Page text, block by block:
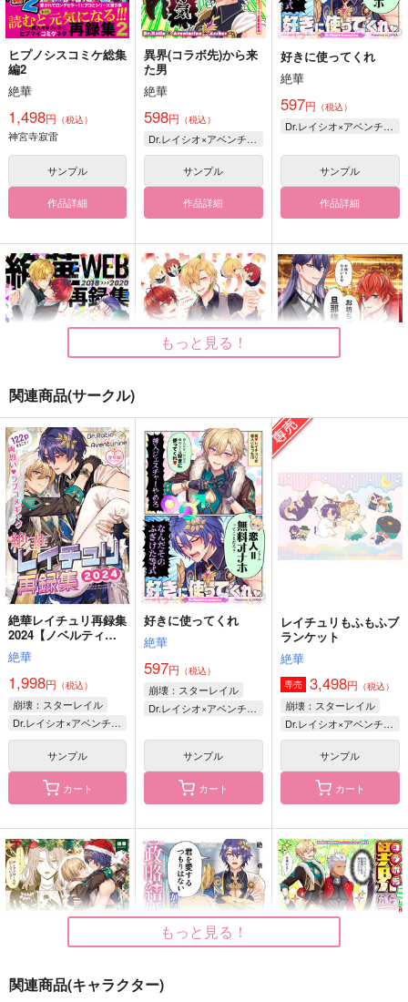
カート カート カート
猫ショタおに大戦争
絶華
崩壊：スターレイル
再販希望
御守 招き猫レイシオ
「〆切守」
絶華
880円 （税込）
再販希望
ヒプノシスコミケ総集
編2
絶華
1,498円 （税込）
神宮寺寂雷
サンプル
作品詳細
異界(コラボ先)から来
た男
絶華
598円 （税込）
Dr.レイシオ×アベンチュリン
サンプル
作品詳細
好きに使ってくれ
絶華
597円 （税込）
Dr.レイシオ×アベンチュリン
サンプル
作品詳細
絶華WEB再録集2018-
2020
絶華
1,208円（税込）
伊弉冉一二三×観音坂独歩
サンプル
作品詳細
絶華ひふど再録集
2018-2019
絶華
2,198円（税込）
伊弉冉一二三×観音坂独歩
サンプル
作品詳細
執事喫茶のトップオタ
絶華
597円（税込）
伊弉冉一二三×観音坂独歩
サンプル
絶華ささろ再録集
絶華
1,439円（税込）
白膠木簓×躑躅森盧笙
作品詳細
レイチュリもふもふブ
ランケット
絶華
3,498円（税込）
Dr.レイシオ×アベンチュリン
絶華レイチュリ再録集
2024【ノベルティ
無】
絶華
1,998円（税込）
もっと見る！
関連商品(サークル)
絶華レイチュリ再録集
2024【ノベルティ
無】
絶華
1,998円 （税込）
崩壊：スターレイル
Dr.レイシオ×アベンチュリン
サンプル
カート
好きに使ってくれ
絶華
597円 （税込）
崩壊：スターレイル
Dr.レイシオ×アベンチュリン
サンプル
カート
レイチュリもふもふブ
ランケット
絶華
専売 3,498円 （税込）
崩壊：スターレイル
Dr.レイシオ×アベンチュリン
サンプル
カート
もっと見る！
関連商品(キャラクター)